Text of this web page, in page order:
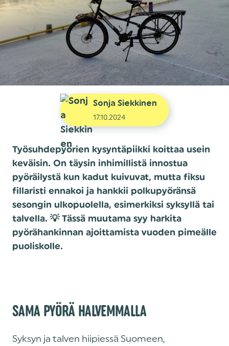
Sonja Siekkinen
17.10.2024
Työsuhdepyörien kysyntäpiikki koittaa usein
keväisin. On täysin inhimillistä innostua
pyöräilystä kun kadut kuivuvat, mutta fiksu
fillaristi ennakoi ja hankkii polkupyöränsä
sesongin ulkopuolella, esimerkiksi syksyllä tai
talvella. 💡 Tässä muutama syy harkita
pyörähankinnan ajoittamista vuoden pimeälle
puoliskolle.
SAMA PYÖRÄ HALVEMMALLA
Syksyn ja talven hiipiessä Suomeen,